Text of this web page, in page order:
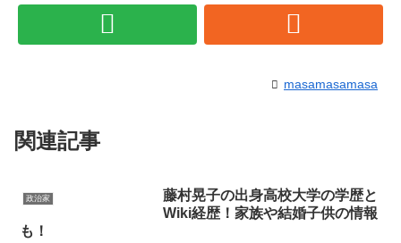
masamasamasa
関連記事
政治家
藤村晃子の出身高校大学の学歴と
Wiki経歴！家族や結婚子供の情報
も！